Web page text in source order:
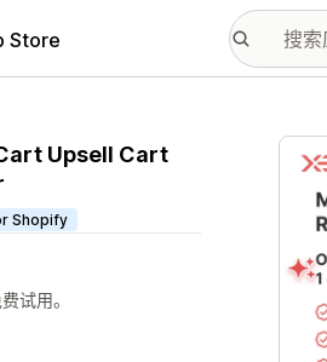
Store
Upsell Cart
Shopify
试用。
配图